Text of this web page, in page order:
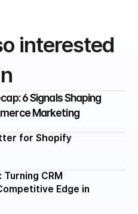
interested
6 Signals Shaping
Marketing
for Shopify
CRM
Edge in